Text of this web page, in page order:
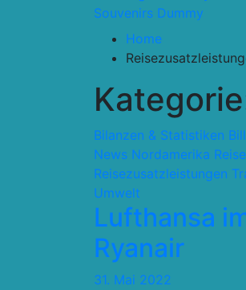
Souvenirs Dummy
Home
Bilanzen & Statistiken
News Nordamerika
Reisezusatzleistungen
Umwelt
Lufthansa
Ryanair
31. Mai 2022